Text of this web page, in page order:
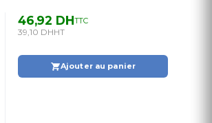
46,92 DHTTC
39,10 DHHT
Ajouter au panier